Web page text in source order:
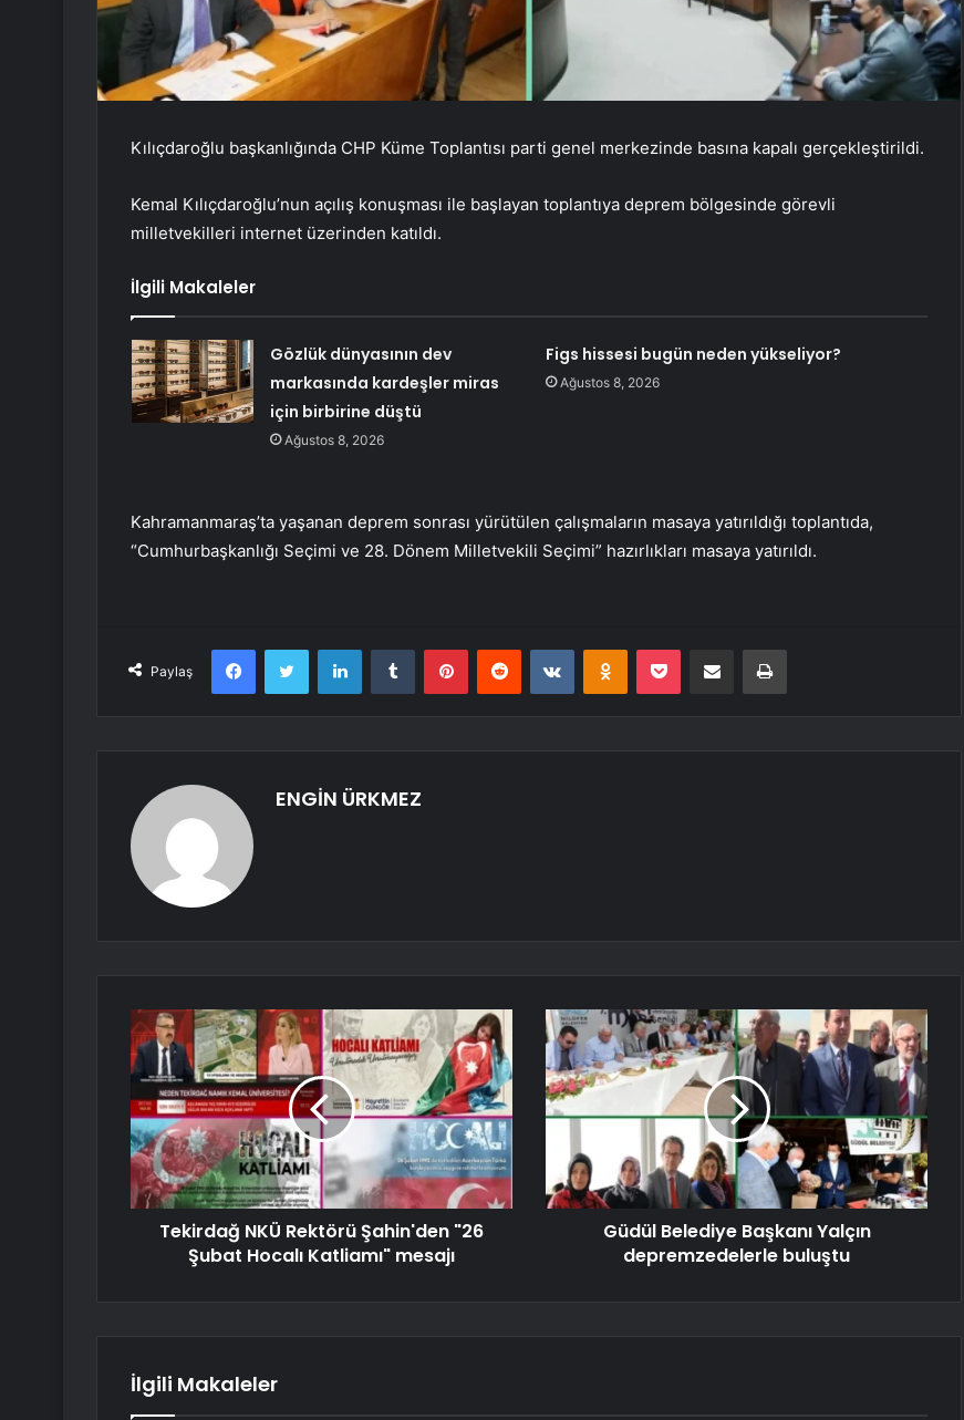
Kılıçdaroğlu başkanlığında CHP Küme Toplantısı parti genel merkezinde basına kapalı gerçekleştirildi.
Kemal Kılıçdaroğlu’nun açılış konuşması ile başlayan toplantıya deprem bölgesinde görevli
milletvekilleri internet üzerinden katıldı.
İlgili Makaleler
Gözlük dünyasının dev
markasında kardeşler miras
için birbirine düştü
Ağustos 8, 2026
Figs hissesi bugün neden yükseliyor?
Ağustos 8, 2026
Kahramanmaraş’ta yaşanan deprem sonrası yürütülen çalışmaların masaya yatırıldığı toplantıda,
“Cumhurbaşkanlığı Seçimi ve 28. Dönem Milletvekili Seçimi” hazırlıkları masaya yatırıldı.
Paylaş
FacebookTwitter LinkedInTumblr PinterestReddit VKontakteOdnoklassniki
Pocket E-Posta ile paylaş Yazdır
ENGİN ÜRKMEZ
Tekirdağ NKÜ Rektörü Şahin'den "26
Şubat Hocalı Katliamı" mesajı
Güdül Belediye Başkanı Yalçın
depremzedelerle buluştu
İlgili Makaleler